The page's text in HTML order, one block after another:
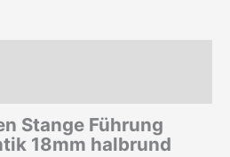
Stange Führung
18mm halbrund